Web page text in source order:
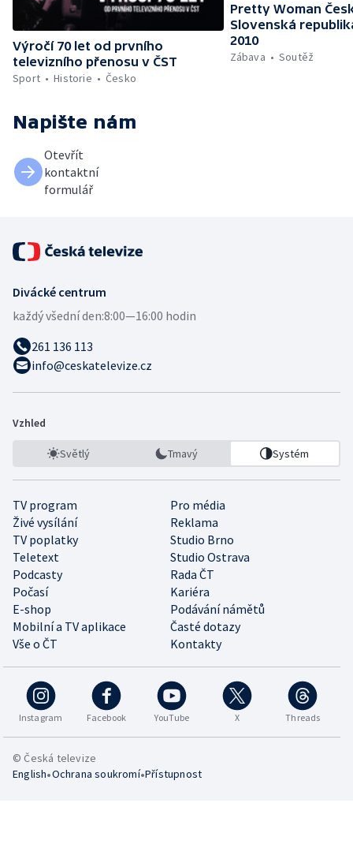
Výročí 70 let od prvního
televizního přenosu v ČST
Sport
Historie Česko
Pretty Woman
Slovenská
2010
Zábava
Soutěž
Napište nám
Otevřít
kontaktní
formulář
Divácké centrum
každý všední den:8:00—16:00 hodin
261 136 113
info@ceskatelevize.cz
Vzhled
Světlý Tmavý Systém
TV program
Pro média
Živé vysílání
Reklama
TV poplatky
Studio Brno
Teletext
Studio Ostrava
Podcasty
Rada ČT
Počasí
Kariéra
E-shop
Podávání námětů
Mobilní a TV aplikace
Časté dotazy
Vše o ČT
Kontakty
Instagram Facebook YouTube X Threads
© Česká televize
English•Ochrana soukromí•Přístupnost